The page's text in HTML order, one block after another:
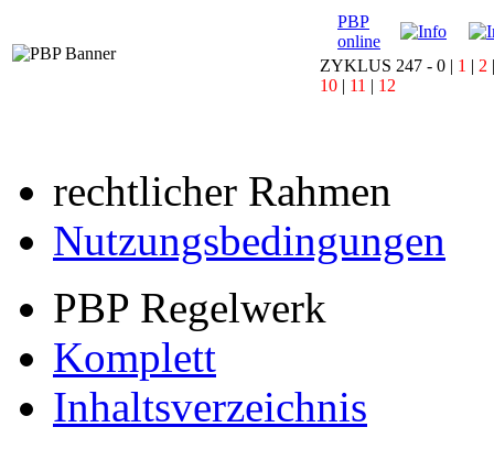
PBP
online
ZYKLUS 247 - 0 | 1 | 2
10 | 11 | 12
rechtlicher Rahmen
Nutzungsbedingungen
PBP Regelwerk
Komplett
Inhaltsverzeichnis